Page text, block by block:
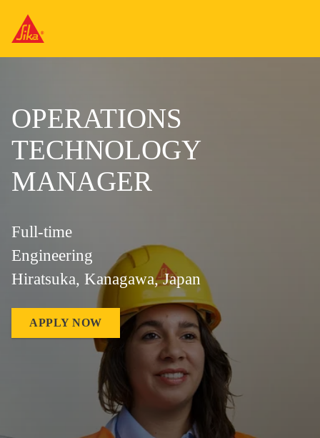
OPERATIONS
TECHNOLOGY
MANAGER
Full-time
Engineering
Hiratsuka, Kanagawa, Japan
APPLY NOW